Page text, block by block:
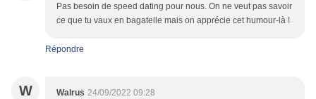
Pas besoin de speed dating pour nous. On ne veut pas savoir
ce que tu vaux en bagatelle mais on apprécie cet humour-là !
Répondre
W Walrus 24/09/2022 09:28